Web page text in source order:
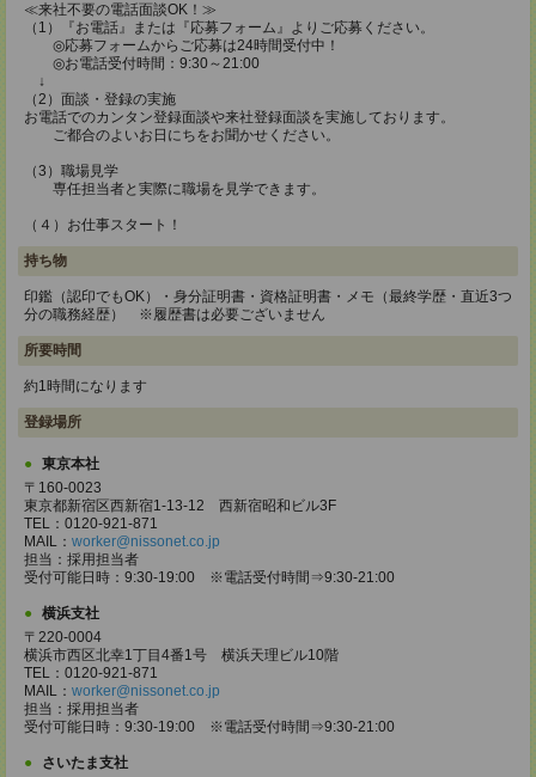
≪来社不要の電話面談OK！≫
（1）『お電話』または『応募フォーム』よりご応募ください。
◎応募フォームからご応募は24時間受付中！
◎お電話受付時間：9:30～21:00
↓
（2）面談・登録の実施
お電話でのカンタン登録面談や来社登録面談を実施しております。
ご都合のよいお日にちをお聞かせください。
（3）職場見学
専任担当者と実際に職場を見学できます。
（４）お仕事スタート！
持ち物
印鑑（認印でもOK）・身分証明書・資格証明書・メモ（最終学歴・直近3つ
分の職務経歴） ※履歴書は必要ございません
所要時間
約1時間になります
登録場所
東京本社
〒160-0023
東京都新宿区西新宿1-13-12 西新宿昭和ビル3F
TEL：0120-921-871
MAIL： worker@nissonet.co.jp
担当：採用担当者
受付可能日時：9:30-19:00 ※電話受付時間⇒9:30-21:00
横浜支社
〒220-0004
横浜市西区北幸1丁目4番1号 横浜天理ビル10階
TEL：0120-921-871
MAIL： worker@nissonet.co.jp
担当：採用担当者
受付可能日時：9:30-19:00 ※電話受付時間⇒9:30-21:00
さいたま支社